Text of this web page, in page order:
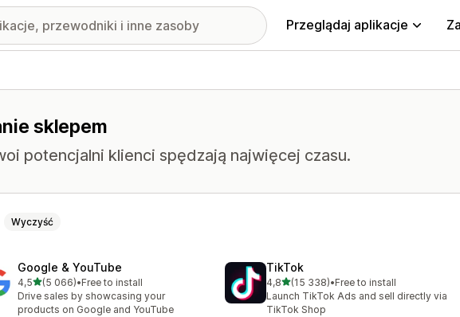
Przeglądaj aplikacje
sklepem
potencjalni klienci spędzają najwięcej czasu.
Wyczyść
Google & YouTube
4,5na 5 gwiazdek
(5 066)
Łączna liczba recenzji: 5066
•Free to install
Drive sales by showcasing your
products on Google and YouTube
TikTok
4,8na 5 gwiazdek
(15 338)
Łączna liczba recenzji: 15338
•Free to install
Launch TikTok Ads and sell directly via
TikTok Shop